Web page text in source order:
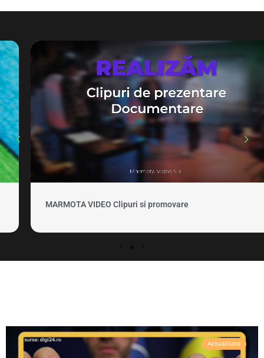
MARMOTA VIDEO Clipuri si promovare
Actualitate